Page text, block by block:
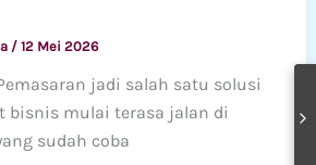
/ 12 Mei 2026
jadi salah satu solusi
bisnis mulai terasa jalan di
sudah coba